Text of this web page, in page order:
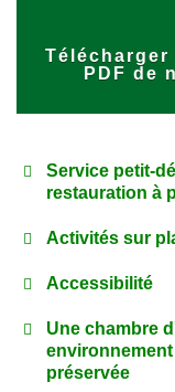
PDF de
Service petit-
restauration à
servi à notre
très bonnes
ou pizza à
Activités sur
Clos avec la
Labyrinthe
Charmant
Accessibilité
phoniques et
Une chambre
préservée